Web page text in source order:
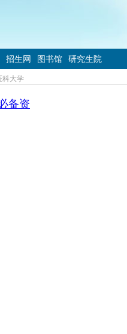
招生网 图书馆 研究生院
科大学